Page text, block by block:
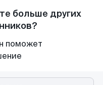
больше других
поможет